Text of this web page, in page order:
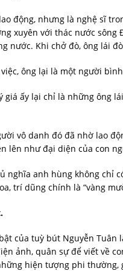
động, nhưng là nghệ sĩ
xuyên với thác nước
nước. Khi chở đò, ông lái
ông lại là một người
giá ấy lại chỉ là những ông
vô danh đó đã nhờ lao
lên như đại diện của con
nghĩa anh hùng không chỉ
trí dũng chính là “vàng
của tuỳ bút Nguyễn Tuân
ảnh, quân sự để viết về
hiện tượng phi thường,